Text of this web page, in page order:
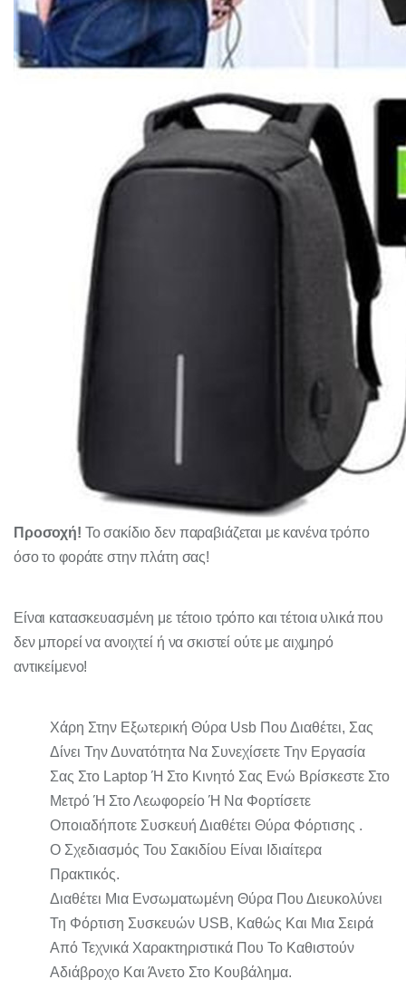
Προσοχή! Το σακίδιο δεν παραβιάζεται με κανένα τρόπο
όσο το φοράτε στην πλάτη σας!
Είναι κατασκευασμένη με τέτοιο τρόπο και τέτοια υλικά που
δεν μπορεί να ανοιχτεί ή να σκιστεί ούτε με αιχμηρό
αντικείμενο!
Χάρη Στην Εξωτερική Θύρα Usb Που Διαθέτει, Σας
Δίνει Την Δυνατότητα Να Συνεχίσετε Την Εργασία
Σας Στο Laptop Ή Στο Κινητό Σας Ενώ Βρίσκεστε Στο
Μετρό Ή Στο Λεωφορείο Ή Να Φορτίσετε
Οποιαδήποτε Συσκευή Διαθέτει Θύρα Φόρτισης .
Ο Σχεδιασμός Του Σακιδίου Είναι Ιδιαίτερα
Πρακτικός.
Διαθέτει Μια Ενσωματωμένη Θύρα Που Διευκολύνει
Τη Φόρτιση Συσκευών USB, Καθώς Και Μια Σειρά
Από Τεχνικά Χαρακτηριστικά Που Το Καθιστούν
Αδιάβροχο Και Άνετο Στο Κουβάλημα.